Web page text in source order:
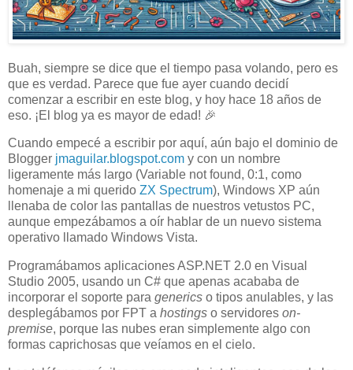
Buah, siempre se dice que el tiempo pasa volando, pero es
que es verdad. Parece que fue ayer cuando decidí
comenzar a escribir en este blog, y hoy hace 18 años de
eso. ¡El blog ya es mayor de edad! 🎉
Cuando empecé a escribir por aquí, aún bajo el dominio de
Blogger jmaguilar.blogspot.com y con un nombre
ligeramente más largo (Variable not found, 0:1, como
homenaje a mi querido ZX Spectrum), Windows XP aún
llenaba de color las pantallas de nuestros vetustos PC,
aunque empezábamos a oír hablar de un nuevo sistema
operativo llamado Windows Vista.
Programábamos aplicaciones ASP.NET 2.0 en Visual
Studio 2005, usando un C# que apenas acababa de
incorporar el soporte para generics o tipos anulables, y las
desplegábamos por FPT a hostings o servidores on-
premise, porque las nubes eran simplemente algo con
formas caprichosas que veíamos en el cielo.